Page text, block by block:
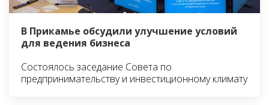
В Прикамье обсудили улучшение условий
для ведения бизнеса
Состоялось заседание Совета по
предпринимательству и инвестиционному климату